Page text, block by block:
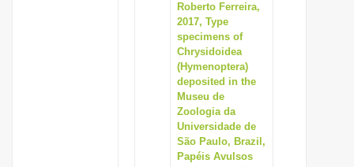
Roberto Ferreira,
2017, Type
specimens of
Chrysidoidea
(Hymenoptera)
deposited in the
Museu de
Zoologia da
Universidade de
São Paulo, Brazil,
Papéis Avulsos